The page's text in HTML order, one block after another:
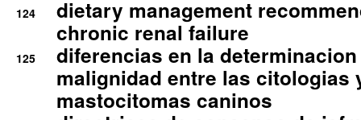
124
dietary management
chronic renal failure
125
diferencias en la
malignidad entre las citologias
mastocitomas caninos